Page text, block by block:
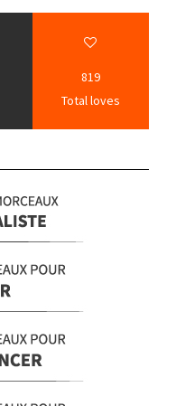
819
Total loves